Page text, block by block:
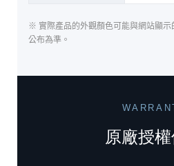
※ 實際產品的外觀顏色可能與網站顯
公布為準。
原廠授